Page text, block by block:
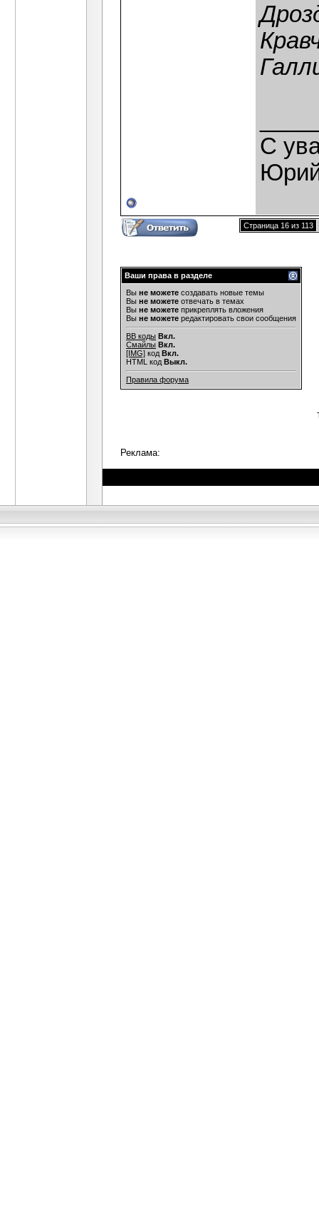
С
Страница 16 из 113
Ваши права в разделе
Вы не можете создавать новые темы
Вы не можете отвечать в темах
Вы не можете прикреплять вложения
Вы не можете редактировать свои сообщения
BB коды Вкл.
Смайлы Вкл.
[IMG] код Вкл.
HTML код Выкл.
Правила форума
Реклама: